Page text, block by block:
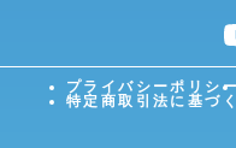
プライバシーポリシー
特定商取引法に基づ